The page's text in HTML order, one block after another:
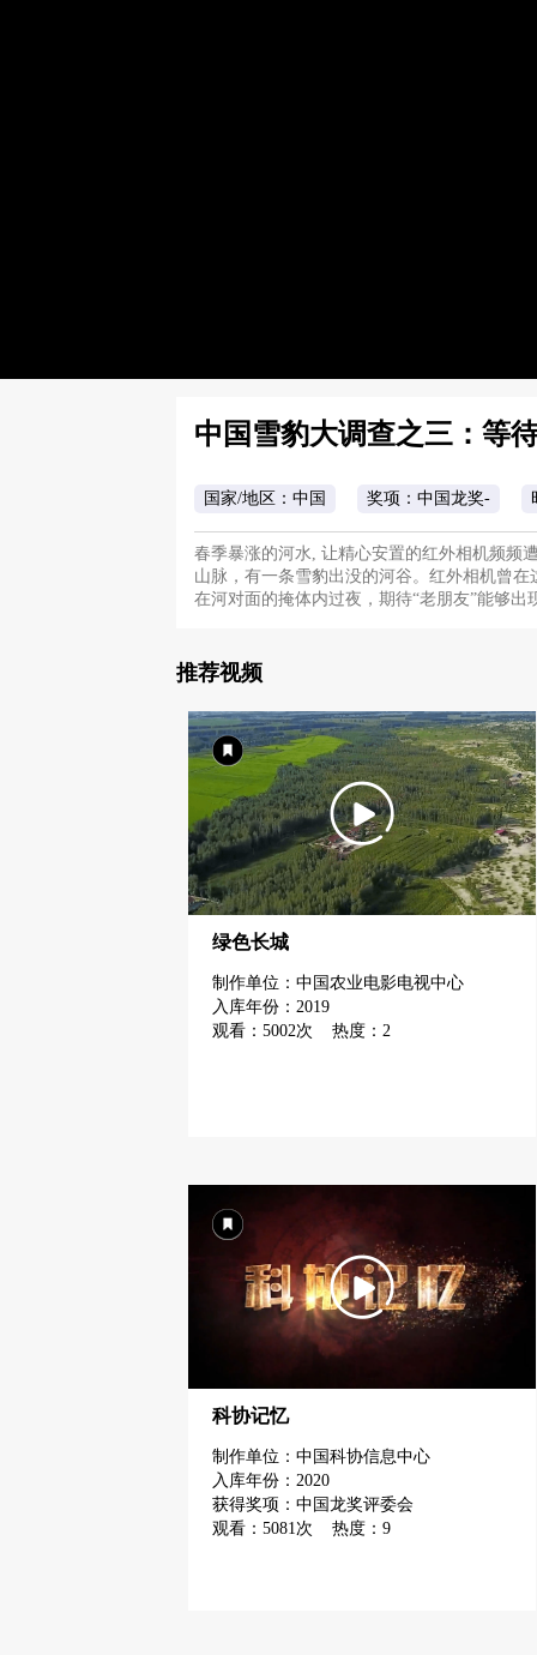
中国雪豹大调查之三：等
国家/地区：中国 奖项：中国龙奖-
春季暴涨的河水, 让精心安置的红外相机频频
山脉，有一条雪豹出没的河谷。红外相机曾
在河对面的掩体内过夜，期待“老朋友”能够
推荐视频
绿色长城
制作单位：中国农业电影电视中心
入库年份：2019
观看：5002次 热度：2
科协记忆
制作单位：中国科协信息中心
入库年份：2020
获得奖项：中国龙奖评委会
观看：5081次 热度：9